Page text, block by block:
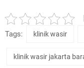
Tags: klinik wasir
klinik wasir jakarta